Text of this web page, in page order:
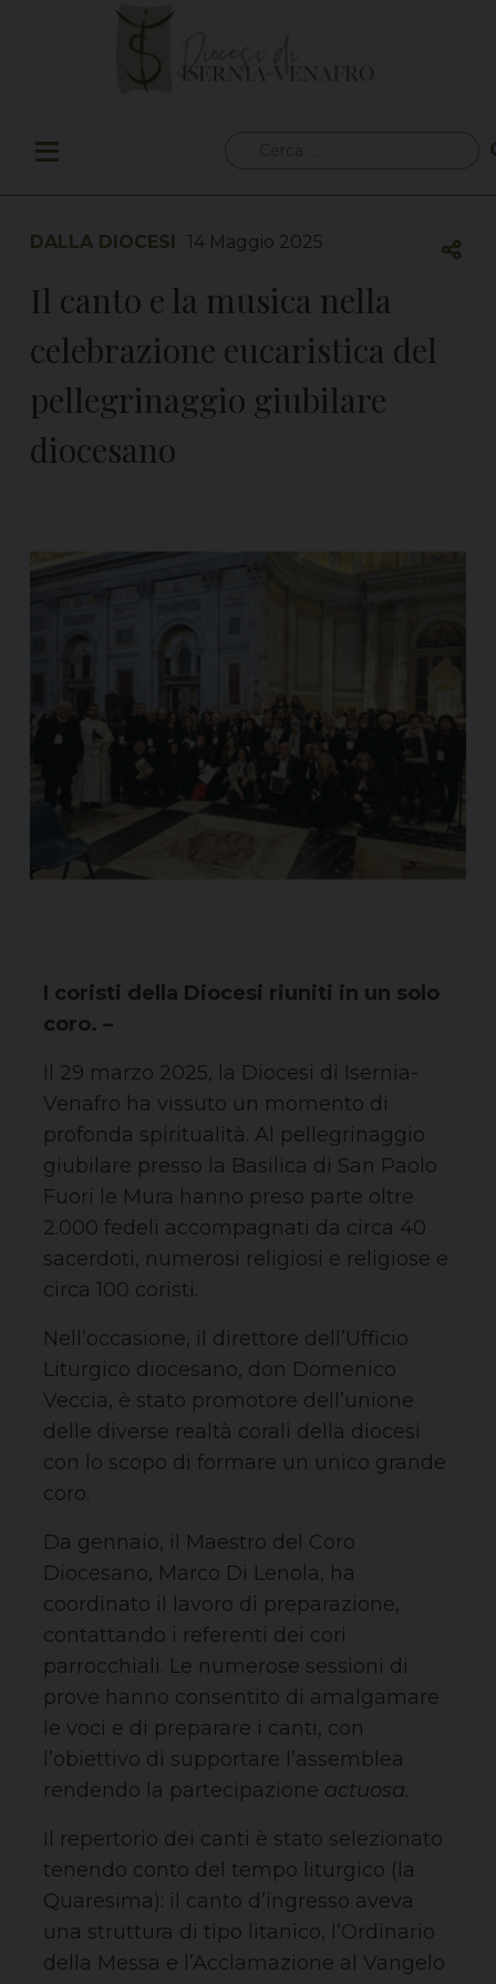
per:
DALLA DIOCESI 14 Maggio 2025
Il canto e la musica nella
celebrazione eucaristica del
pellegrinaggio giubilare
diocesano
I coristi della Diocesi riuniti in un solo
coro. –
Il 29 marzo 2025, la Diocesi di Isernia-
Venafro ha vissuto un momento di
profonda spiritualità. Al pellegrinaggio
giubilare presso la Basilica di San Paolo
Fuori le Mura hanno preso parte oltre
2.000 fedeli accompagnati da circa 40
sacerdoti, numerosi religiosi e religiose e
circa 100 coristi.
Nell’occasione, il direttore dell’Ufficio
Liturgico diocesano, don Domenico
Veccia, è stato promotore dell’unione
delle diverse realtà corali della diocesi
con lo scopo di formare un unico grande
coro.
Da gennaio, il Maestro del Coro
Diocesano, Marco Di Lenola, ha
coordinato il lavoro di preparazione,
contattando i referenti dei cori
parrocchiali. Le numerose sessioni di
prove hanno consentito di amalgamare
le voci e di preparare i canti, con
l’obiettivo di supportare l’assemblea
rendendo la partecipazione actuosa.
Il repertorio dei canti è stato selezionato
tenendo conto del tempo liturgico (la
Quaresima): il canto d’ingresso aveva
una struttura di tipo litanico, l’Ordinario
della Messa e l’Acclamazione al Vangelo